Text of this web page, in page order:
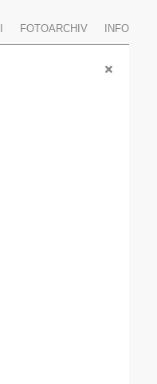
FOTOARCHIV INFO